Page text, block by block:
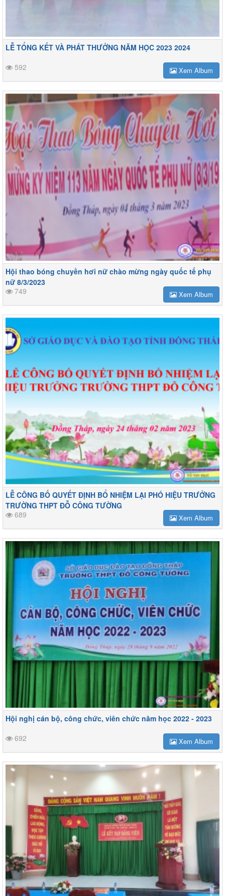
LỄ TỔNG KẾT VÀ PHÁT THƯỞNG NĂM HỌC 2023 2024
592
Xem Album
Hội thao bóng chuyền hơi nữ chào mừng ngày quốc tế phụ
nữ 8/3/2023
749
Xem Album
LỄ CÔNG BỐ QUYẾT ĐỊNH BỔ NHIỆM LẠI PHÓ HIỆU TRƯỞNG
TRƯỜNG THPT ĐỖ CÔNG TƯỜNG
689
Xem Album
Hội nghị cán bộ, công chức, viên chức năm học 2022 - 2023
692
Xem Album